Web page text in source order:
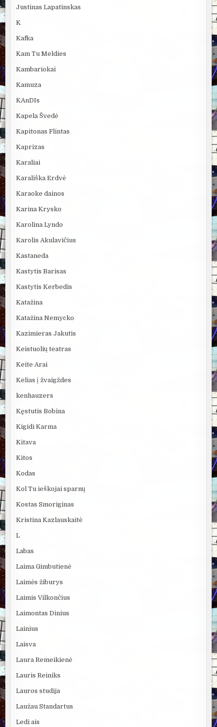
Justinas Lapatinskas
K
Kafka
Kam Tu Meldies
Kambariokai
Kamuza
KAnDIs
Kapela Švedė
Kapitonas Flintas
Kaprizas
Karaliai
Karališka Erdvė
Karaoke dainos
Karina Krysko
Karolina Lyndo
Karolis Akulavičius
Kastaneda
Kastytis Barisas
Kastytis Kerbedis
Katažina
Katažina Nemycko
Kazimieras Jakutis
Keistuolių teatras
Keite Arai
Kelias į žvaigždes
kenhauzers
Kęstutis Bobina
Kigidi Karma
Kitava
Kitos
Kodas
Kol Tu ieškojai sparnų
Kostas Smoriginas
Kristina Kazlauskaitė
L
Labas
Laima Gimbutienė
Laimės žiburys
Laimis Vilkončius
Laimontas Dinius
Lainius
Laisva
Laura Remeikienė
Lauris Reiniks
Lauros studija
Laužau Standartus
Ledi ais